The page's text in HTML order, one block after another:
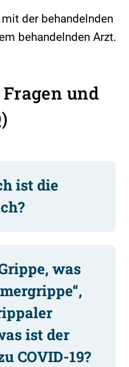
der behandelnden
behandelnden Arzt.
und
ist die
was
ist der
COVID-19?